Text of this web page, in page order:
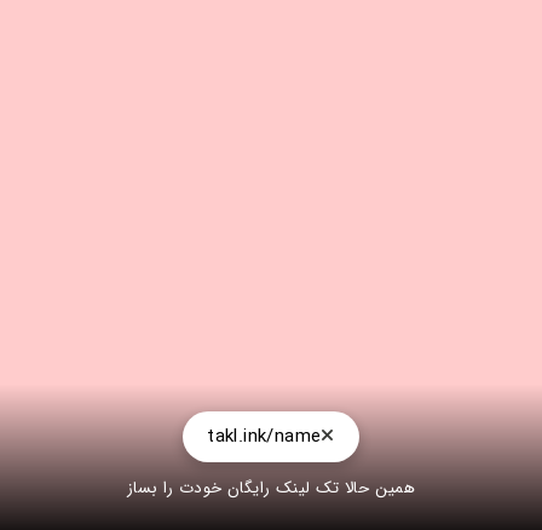
takl.ink/name
همین حالا تک لینک رایگان خودت را بساز